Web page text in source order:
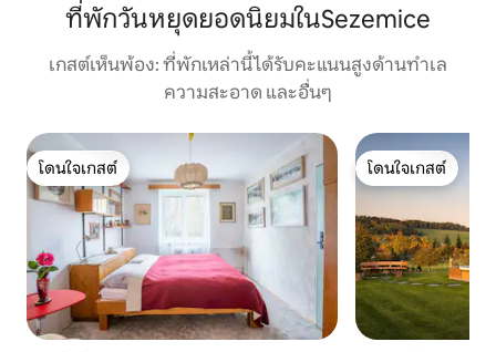
ที่พักวันหยุดยอดนิยมในSezemice
เกสต์เห็นพ้อง: ที่พักเหล่านี้ได้รับคะแนนสูงด้านทำเล
ความสะอาด และอื่นๆ
โดนใจเกสต์
โดนใจเกสต์
โดนใจเกสต์
โดนใจเกสต์